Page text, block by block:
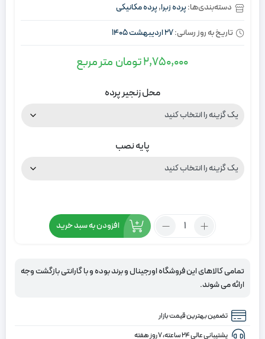
دسته‌بندی‌ها:پرده زبرا,پرده مکانیکی
تاریخ به روز رسانی:27 اردیبهشت 1405
2,750,000تومان متر مربع
محل زنجیر پرده
پایه نصب
تعداد:
پلیسه
رنگ
شیری
افزودن به سبد خرید
تمامی کالاهای این فروشگاه اورجینال و برند بوده و با گارانتی بازگشت وجه
ارائه می شوند.
تضمین بهترین قیمت بازار
پشتیبانی عالی ۲۴ ساعته، ۷ روز هفته